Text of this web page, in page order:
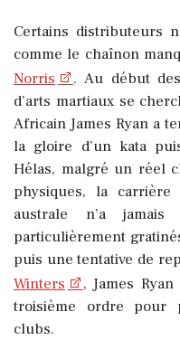
Certains distributeurs
comme le chaînon
Norris
. Au début
d’arts martiaux se
Africain James Ryan a
la gloire d’un kata
Hélas, malgré un réel
physiques, la
australe n’a
particulièrement
puis une tentative de
Winters
, James
troisième ordre pour
clubs.